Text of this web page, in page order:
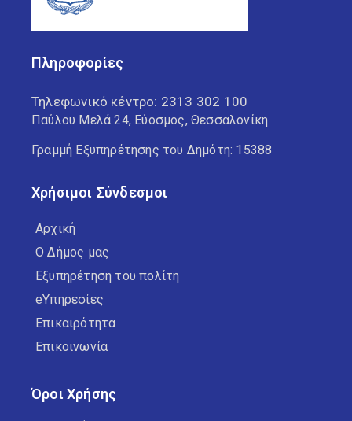
Πληροφορίες
Τηλεφωνικό κέντρο: 2313 302 100
Παύλου Μελά 24, Εύοσμος, Θεσσαλονίκη
Γραμμή Εξυπηρέτησης του Δημότη: 15388
Χρήσιμοι Σύνδεσμοι
Αρχική
Ο Δήμος μας
Εξυπηρέτηση του πολίτη
eΥπηρεσίες
Επικαιρότητα
Επικοινωνία
Όροι Χρήσης